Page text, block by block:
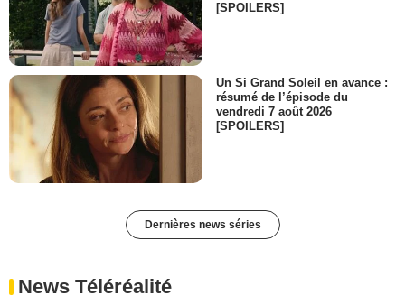
[SPOILERS]
Un Si Grand Soleil en avance :
résumé de l’épisode du
vendredi 7 août 2026
[SPOILERS]
Dernières news séries
News Téléréalité